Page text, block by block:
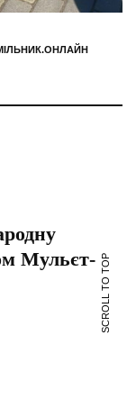
Мульєт- SCROLL TO TOP